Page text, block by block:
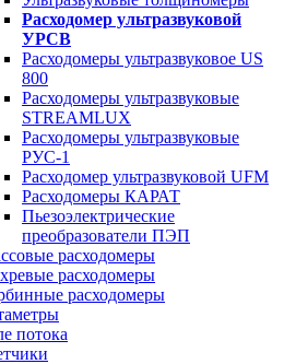
Расходомер ультразвуковой
УРСВ
Расходомеры ультразвуковое US
800
Расходомеры ультразвуковые
STREAMLUX
Расходомеры ультразвуковые
РУС-1
Расходомер ультразвуковой UFM
Расходомеры КАРАТ
Пьезоэлектрические
преобразователи ПЭП
расходомеры
расходомеры
расходомеры
потока